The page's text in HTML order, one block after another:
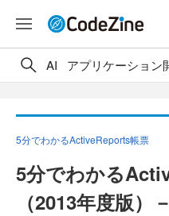
AI アプリケーション
5分でわかるActiveReports帳票
5分でわかる
（2013年度版